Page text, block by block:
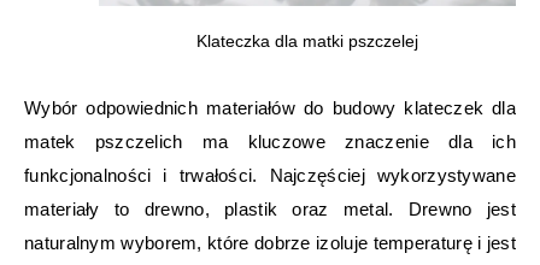
Klateczka dla matki pszczelej
Wybór odpowiednich materiałów do budowy klateczek dla
matek pszczelich ma kluczowe znaczenie dla ich
funkcjonalności i trwałości. Najczęściej wykorzystywane
materiały to drewno, plastik oraz metal. Drewno jest
naturalnym wyborem, które dobrze izoluje temperaturę i jest